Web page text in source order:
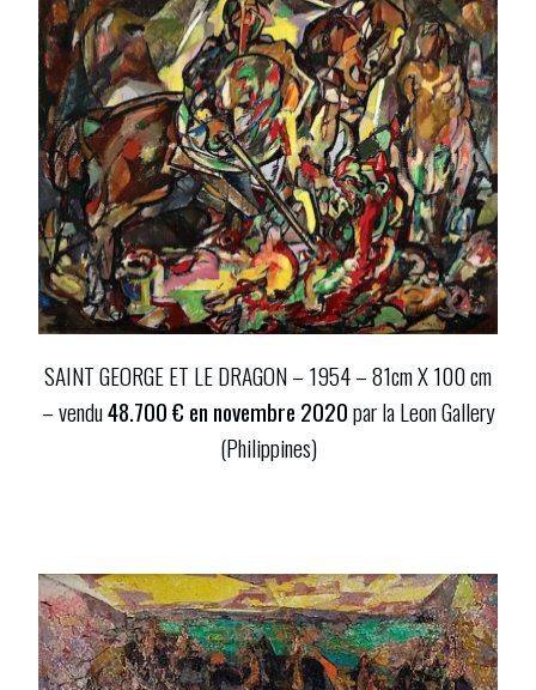
SAINT GEORGE ET LE DRAGON – 1954 – 81cm X 100 cm
– vendu48.700 € en novembre 2020par la Leon Gallery
(Philippines)